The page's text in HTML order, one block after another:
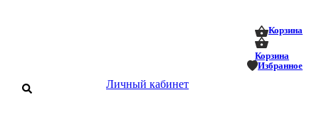
Корзина
Корзина
Избранное
Личный кабинет